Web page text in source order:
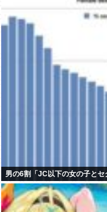
男の6割「JC以下の女の子とセ